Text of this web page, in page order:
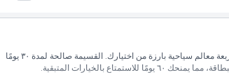
تتيح بطاقة نيويورك ٤ تشويس من جو سيتي باس لك زيارة أي أربعة معالم سياحية بارزة من اختيارك. القسيمة صالحة لمدة ٣٠ يومًا
بالخيارات المتبقية.